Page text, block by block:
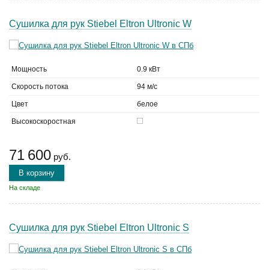
Сушилка для рук Stiebel Eltron Ultronic W
Мощность 0.9 кВт
Скорость потока 94 м/с
Цвет белое
Высокоскоростная
71 600 руб.
В корзину
На складе
Сушилка для рук Stiebel Eltron Ultronic S